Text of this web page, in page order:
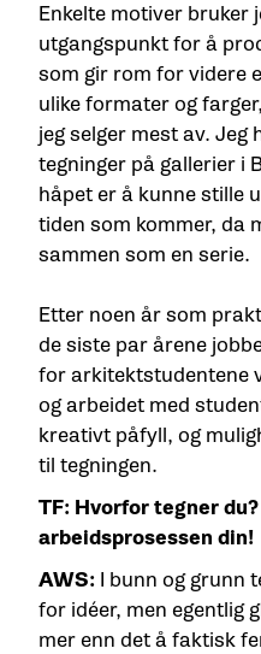
Enkelte motiver bruker
utgangspunkt for å
som gir rom for videre
ulike formater og
jeg selger mest av. Jeg
tegninger på gallerier i
håpet er å kunne stille
tiden som kommer, da
sammen som en serie.
Etter noen år som
de siste par årene
for arkitektstudentene
og arbeidet med
kreativt påfyll, og
til tegningen.
TF: Hvorfor tegner
arbeidsprosessen din!
AWS: I bunn og grunn
for idéer, men egentlig
mer enn det å faktisk